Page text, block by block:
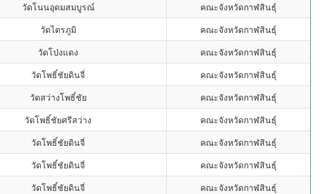
วัดโนนอุดมสมบูรณ์
คณะจังหวัดกาฬสินธุ์
วัดไตรภูมิ
คณะจังหวัดกาฬสินธุ์
วัดโป่งแดง
คณะจังหวัดกาฬสินธุ์
วัดโพธิ์ชัยดินจี่
คณะจังหวัดกาฬสินธุ์
วัดสว่างโพธิ์ชัย
คณะจังหวัดกาฬสินธุ์
วัดโพธิ์ชัยศรีสว่าง
คณะจังหวัดกาฬสินธุ์
วัดโพธิ์ชัยดินจี่
คณะจังหวัดกาฬสินธุ์
วัดโพธิ์ชัยดินจี่
คณะจังหวัดกาฬสินธุ์
วัดโพธิ์ชัยดินจี่
คณะจังหวัดกาฬสินธุ์